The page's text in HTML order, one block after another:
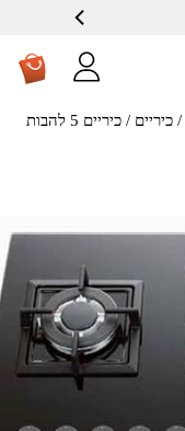
/ כיריים
/ כיריים 5 להבות